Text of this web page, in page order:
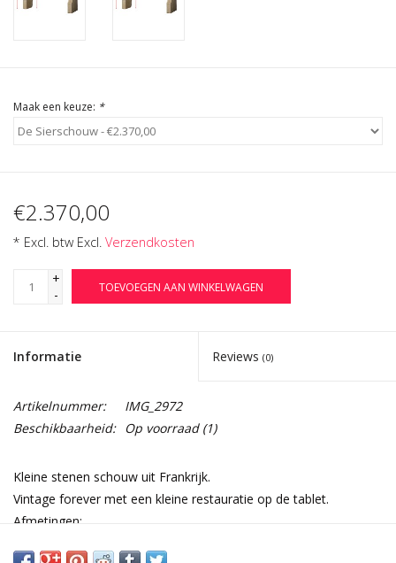
Maak een keuze: *
€2.370,00
* Excl. btw Excl. Verzendkosten
+
-
TOEVOEGEN AAN WINKELWAGEN
Informatie Reviews (0)
Artikelnummer:
IMG_2972
Beschikbaarheid: Op voorraad(1)
Kleine stenen schouw uit Frankrijk.
Vintage forever met een kleine restauratie op de tablet.
Afmetingen: